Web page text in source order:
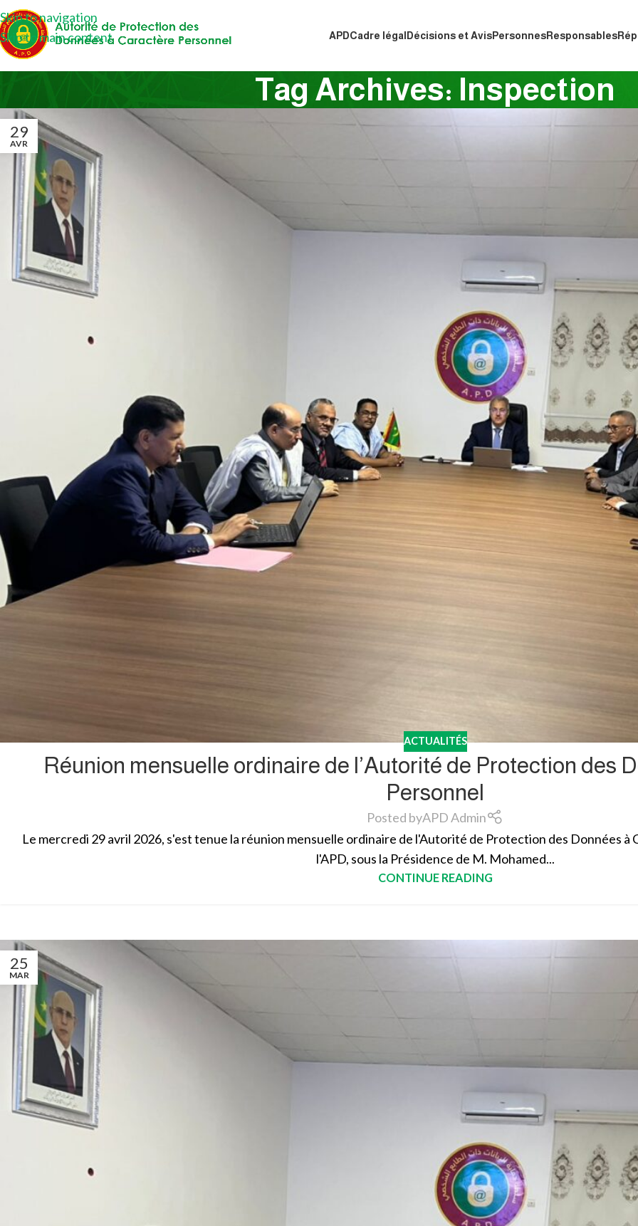
Skip to navigation
Skip to main content
APDCadre légal Décisions et AvisPersonnesResponsables
Tag Archives: Inspection
29
AVR
ACTUALITÉS
Réunion mensuelle ordinaire de l’Autorité de Protection des
Personnel
Posted byAPD Admin
Le mercredi 29 avril 2026, s'est tenue la réunion mensuelle ordinaire de l'Autorité de Protection des Données à
l'APD, sous la Présidence de M. Mohamed...
CONTINUE READING
25
MAR